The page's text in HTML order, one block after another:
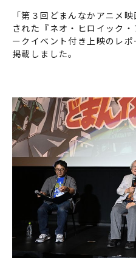
「第３回どまんなかアニメ
された『ネオ・ヒロイック
ークイベント付き上映のレ
掲載しました。